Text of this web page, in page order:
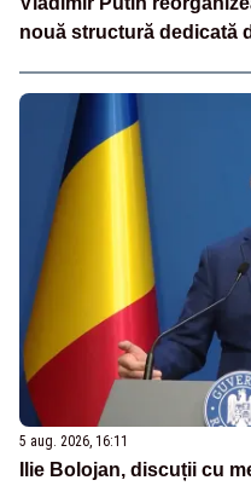
nouă structură dedicată
5 aug. 2026, 16:11
Ilie Bolojan, discuții cu